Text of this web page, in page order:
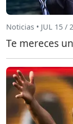
Noticias • JUL 15 /
Te mereces